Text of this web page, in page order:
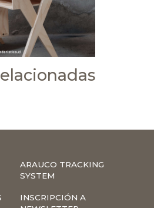
ARAUCO TRACKING
SYSTEM
INSCRIPCIÓN A